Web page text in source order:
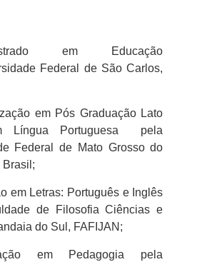
em Educação
Federal de São Carlos,
em Pós Graduação Lato
Língua Portuguesa pela
Federal de Mato Grosso do
Brasil;
em Letras: Português e Inglês
de Filosofia Ciências e
do Sul, FAFIJAN;
em Pedagogia pela